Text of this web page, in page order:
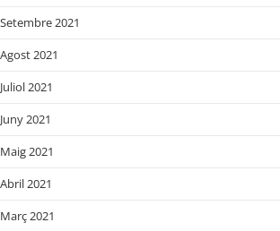
Setembre 2021
Agost 2021
Juliol 2021
Juny 2021
Maig 2021
Abril 2021
Març 2021